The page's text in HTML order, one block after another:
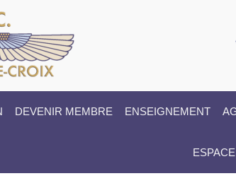
DEVENIR MEMBRE ENSEIGNEMENT